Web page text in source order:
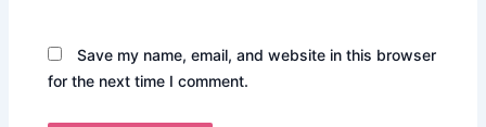
Save my name, email, and website in this browser
for the next time I comment.